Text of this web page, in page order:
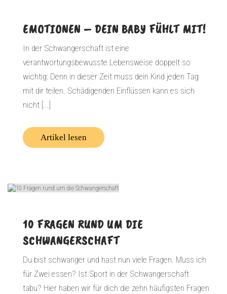
EMOTIONEN – DEIN BABY FÜHLT MIT!
In der Schwangerschaft ist eine
verantwortungsbewusste Lebensweise doppelt so
wichtig: Denn in dieser Zeit muss dein Kind jeden Tag
mit dir teilen. Schädigenden Einflüssen kann es sich
nicht [...]
Artikel lesen
10 FRAGEN RUND UM DIE
SCHWANGERSCHAFT
Du bist schwanger und hast nun viele Fragen. Muss ich
für Zwei essen? Ist Sport in der Schwangerschaft
tabu? Hier haben wir für dich die zehn häufigsten Fragen